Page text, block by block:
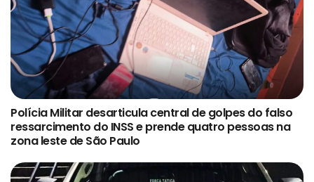
Polícia Militar desarticula central de golpes do falso
ressarcimento do INSS e prende quatro pessoas na
zona leste de São Paulo